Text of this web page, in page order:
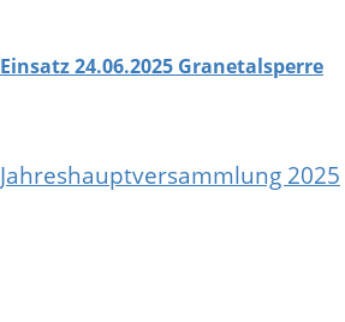
Einsatz 24.06.2025 Granetalsperre
Jahreshauptversammlung 2025